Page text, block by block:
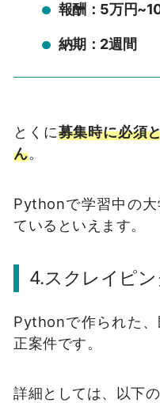
報酬：5万円
納期：2週間
とくに募集時に必須
ん。
Pythonで学習中の
ているといえます。
4.スクレイピ
Pythonで作られた
正案件です。
詳細としては、以下